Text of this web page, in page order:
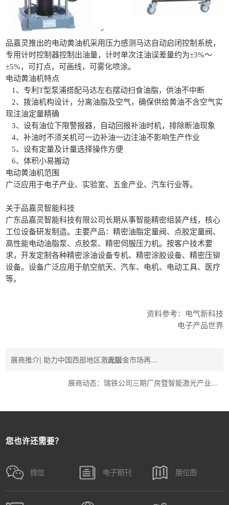
品嘉灵推出的电动黄油机采用压力感测马达自动启闭控制系统，
专用计时控制器控制出油量，计时单次注油误差量约为±3%〜
±5%，可打点，可画线，可雾化喷涂。
电动黄油机特点
1、专利T型泵浦搭配马达左右摆动扫食油脂，供油不中断
2、拨油机构设计，分离油脂及空气，确保供给黄油不含空气实
现注油定量精确
3、设有油位下限警报器，自动回报补油时机，排除断油现象
4、补油时不须关机可一边补油一边注油不影响生产作业
5、设有定量及计量选择操作方便
6、体积小易搬动
电动黄油机范围
广泛应用于电子产业、实验室、五金产业、汽车行业等。
关于品嘉灵智能科技
广东品嘉灵智能科技有限公司长期从事智能精密组装产线，核心
工位设备研发制造。主要产品：精密油脂定量阀、点胶定量阀、
高性能电动油脂泵、点胶泵、精密伺服压力机。按客户技术要
求，开发定制各种精密涂油设备专机、精密涂胶设备、精密压铆
设备。设备广泛应用于航空航天、汽车、电机、电动工具、医疗
等。
资料参考：电气新科技
电子产品世界
展商推介| 助力中国西部地区激光钣金市场再…
返回
展商动态：瑞铁公司三期厂房暨智能激光产业…
您也许还需要？
微信 电子期刊 展位图